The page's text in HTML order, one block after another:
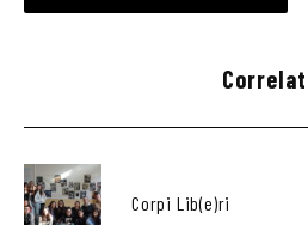
Corpi Lib(e)ri